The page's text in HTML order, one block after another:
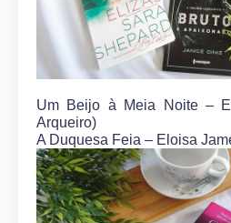
Um Beijo à Meia Noite –
Arqueiro)
A Duquesa Feia – Eloisa